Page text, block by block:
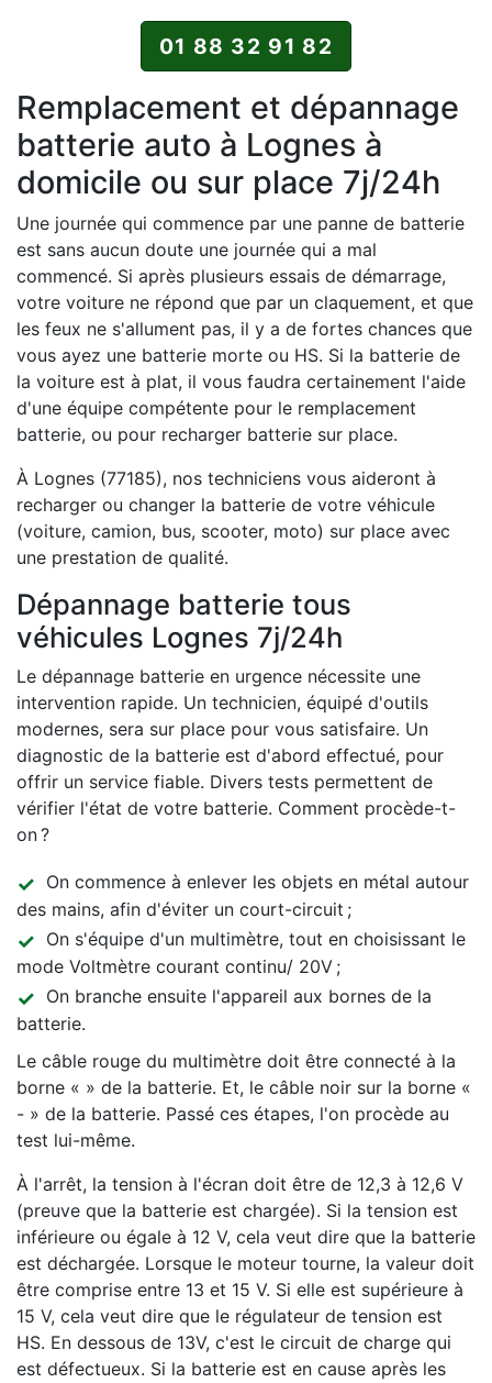
01 88 32 91 82
Remplacement et dépannage
batterie auto à Lognes à
domicile ou sur place 7j/24h
Une journée qui commence par une panne de batterie
est sans aucun doute une journée qui a mal
commencé. Si après plusieurs essais de démarrage,
votre voiture ne répond que par un claquement, et que
les feux ne s'allument pas, il y a de fortes chances que
vous ayez une batterie morte ou HS. Si la batterie de
la voiture est à plat, il vous faudra certainement l'aide
d'une équipe compétente pour le remplacement
batterie, ou pour recharger batterie sur place.
À Lognes (77185), nos techniciens vous aideront à
recharger ou changer la batterie de votre véhicule
(voiture, camion, bus, scooter, moto) sur place avec
une prestation de qualité.
Dépannage batterie tous
véhicules Lognes 7j/24h
Le dépannage batterie en urgence nécessite une
intervention rapide. Un technicien, équipé d'outils
modernes, sera sur place pour vous satisfaire. Un
diagnostic de la batterie est d'abord effectué, pour
offrir un service fiable. Divers tests permettent de
vérifier l'état de votre batterie. Comment procède-t-
on ?
On commence à enlever les objets en métal autour
des mains, afin d'éviter un court-circuit ;
On s'équipe d'un multimètre, tout en choisissant le
mode Voltmètre courant continu/ 20V ;
On branche ensuite l'appareil aux bornes de la
batterie.
Le câble rouge du multimètre doit être connecté à la
borne « » de la batterie. Et, le câble noir sur la borne «
- » de la batterie. Passé ces étapes, l'on procède au
test lui-même.
À l'arrêt, la tension à l'écran doit être de 12,3 à 12,6 V
(preuve que la batterie est chargée). Si la tension est
inférieure ou égale à 12 V, cela veut dire que la batterie
est déchargée. Lorsque le moteur tourne, la valeur doit
être comprise entre 13 et 15 V. Si elle est supérieure à
15 V, cela veut dire que le régulateur de tension est
HS. En dessous de 13V, c'est le circuit de charge qui
est défectueux. Si la batterie est en cause après les